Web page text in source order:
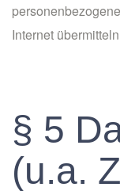
Internet
§ 5
(u.a.